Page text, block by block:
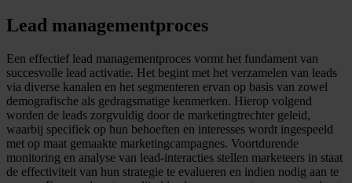
Lead managementproces
Een effectief lead managementproces vormt het fundament van
succesvolle lead activatie. Het begint met het verzamelen van leads
via diverse kanalen en het segmenteren ervan op basis van zowel
demografische als gedragsmatige kenmerken. Hierop volgend
worden de leads zorgvuldig door de marketingtrechter geleid,
waarbij specifiek op hun behoeften en interesses wordt ingespeeld
met op maat gemaakte marketingcampagnes. Voortdurende
monitoring en analyse van lead-interacties stellen marketeers in staat
de effectiviteit van hun strategie te evalueren en indien nodig aan te